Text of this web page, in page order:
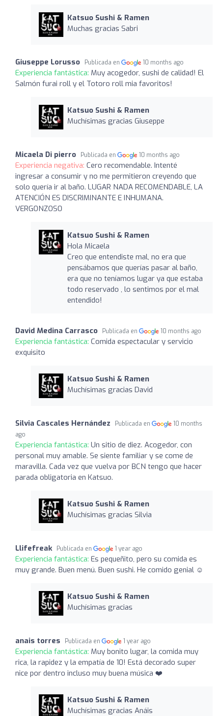
Katsuo Sushi & Ramen
Muchas gracias Sabri
Giuseppe Lorusso Publicada en 10 months ago
Experiencia fantástica: Muy acogedor, sushi de calidad! El
Salmón furai roll y el Totoro roll mia favoritos!
Katsuo Sushi & Ramen
Muchísimas gracias Giuseppe
Micaela Di pierro Publicada en 10 months ago
Experiencia negativa: Cero recomendable. Intenté
ingresar a consumir y no me permitieron creyendo que
solo quería ir al baño. LUGAR NADA RECOMENDABLE, LA
ATENCIÓN ES DISCRIMINANTE E INHUMANA.
VERGONZOSO
Katsuo Sushi & Ramen
Hola Micaela
Creo que entendiste mal, no era que
pensábamos que querías pasar al baño,
era que no teníamos lugar ya que estaba
todo reservado , lo sentimos por el mal
entendido!
David Medina Carrasco Publicada en 10 months ago
Experiencia fantástica: Comida espectacular y servicio
exquisito
Katsuo Sushi & Ramen
Muchísimas gracias David
Silvia Cascales Hernández Publicada en
10 months
ago
Experiencia fantástica: Un sitio de diez. Acogedor, con
personal muy amable. Se siente familiar y se come de
maravilla. Cada vez que vuelva por BCN tengo que hacer
parada obligatoria en Katsuo.
Katsuo Sushi & Ramen
Muchísimas gracias Silvia
Llifefreak Publicada en 1 year ago
Experiencia fantástica: Es pequeñito, pero su comida es
muy grande. Buen menú. Buen sushi. He comido genial ☺️
Katsuo Sushi & Ramen
Muchísimas gracias
anais torres Publicada en 1 year ago
Experiencia fantástica: Muy bonito lugar, la comida muy
rica, la rapidez y la empatía de 10! Está decorado super
nice por dentro incluso muy buena música ❤️
Katsuo Sushi & Ramen
Muchísimas gracias Anáis